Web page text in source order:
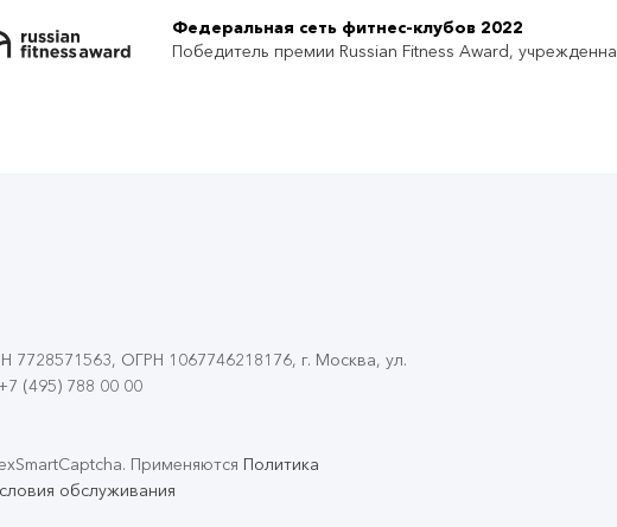
Федеральная сеть фитнес-клубов 2022
Победитель премии Russian Fitness Award,
ОГРН 1067746218176, г. Москва, ул.
(495) 788 00 00
Применяются Политика
обслуживания